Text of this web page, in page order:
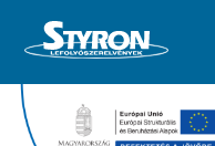
<<< Termék kategóriák